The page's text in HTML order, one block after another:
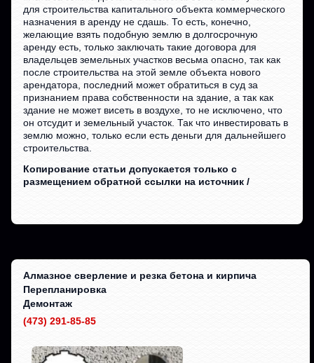
для строительства капитального объекта коммерческого
назначения в аренду не сдашь. То есть, конечно,
желающие взять подобную землю в долгосрочную
аренду есть, только заключать такие договора для
владельцев земельных участков весьма опасно, так как
после строительства на этой земле объекта нового
арендатора, последний может обратиться в суд за
признанием права собственности на здание, а так как
здание не может висеть в воздухе, то не исключено, что
он отсудит и земельный участок. Так что инвестировать в
землю можно, только если есть деньги для дальнейшего
строительства.
Копирование статьи допускается только с
размещением обратной ссылки на источник /
Алмазное сверление и резка бетона и кирпича
Перепланировка
Демонтаж
(473) 291-85-85